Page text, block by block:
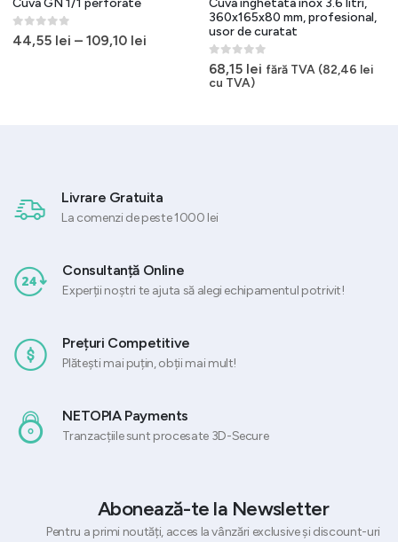
Cuva GN 1/1 perforate
0out of 5
44,55 lei – 109,10 lei
Cuva inghetata inox 3.6 litri,
360x165x80 mm, profesional,
usor de curatat
0out of 5
68,15 lei fără TVA (82,46 lei
cu TVA)
Livrare Gratuita
La comenzi de peste 1000 lei
Consultanță Online
Experții noștri te ajuta să alegi echipamentul potrivit!
Prețuri Competitive
Plătești mai puțin, obții mai mult!
NETOPIA Payments
Tranzacțiile sunt procesate 3D-Secure
Abonează-te la Newsletter
Pentru a primi noutăți, acces la vânzări exclusive și discount-uri